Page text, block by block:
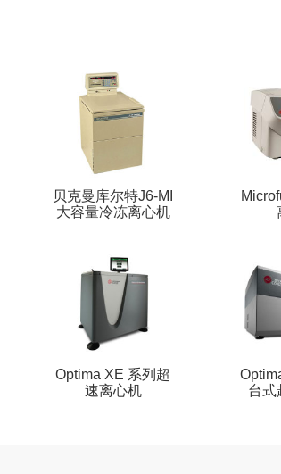
贝克曼库尔特J6-MI
大容量冷冻离心机
Optima XE 系列超
速离心机
台式